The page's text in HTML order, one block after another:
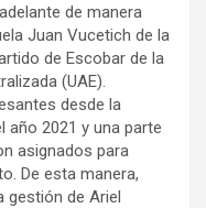
de manera
Juan Vucetich de la
de Escobar de la
(UAE).
desde la
año 2021 y una parte
asignados para
De esta manera,
gestión de Ariel